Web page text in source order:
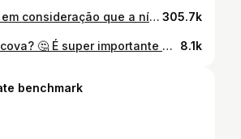
Temos que ter em consideração que a nível de valores estes produtos são bastante atrativos mas, para mim, vale a pena investir na minha saúde e optar por outro tipo de produtos ☺️ O perfume, sintético ou natural, não é bem tolerado por peles sensíveis mas o seu uso contínuo a longo prazo acaba por ser prejudicial para qualquer tipo de pele, por isso, aconselho que evitem utilizar. O álcool pode ser um ingrediente irritante mas também muito útil, dependendo da concentração e da fórmula química. O álcool pode ser uma adição vantajosa para ajudar outros ingredientes a penetrar na pele, preservar o produto e/ou fazê-lo parecer mais leve quando aplicado. Mas também devemos evitar, principalmente, se temos a pele sensível. Então é proibido usar estes produtos? Claro que não! Se sentem que são confortáveis e gostam do sensorial força, esta é só a minha opinião e o porquê de eu os evitar. Acho que temos produtos de outras marcas também acessíveis e com formulações muito interessantes ☺️ #mercadona #skincaremercadona #skincare #rugas #savemoney #produtosdepele #peleoleosa #seborregulador #drugstoreskincare #dicaspele 305.7k
Lavas a tua escova? 🤔 É super importante manter estes utensílios limpos! A limpeza da escova do cabelo é essencial para evitar problemas, principalmente a nível do escalpe. O acumular de resíduos cosméticos, secreções e células mortas no couro cabeludo pode levar à proliferação de microorganismos 🥴 #haircare #cabelo #cabelosaudavel #cabelolongo #hairtutorial #haireducation #tipsandtricks #escova #cuidadocapilar #dicas #dicadodia #cabelolavado 8.1k
benchmark